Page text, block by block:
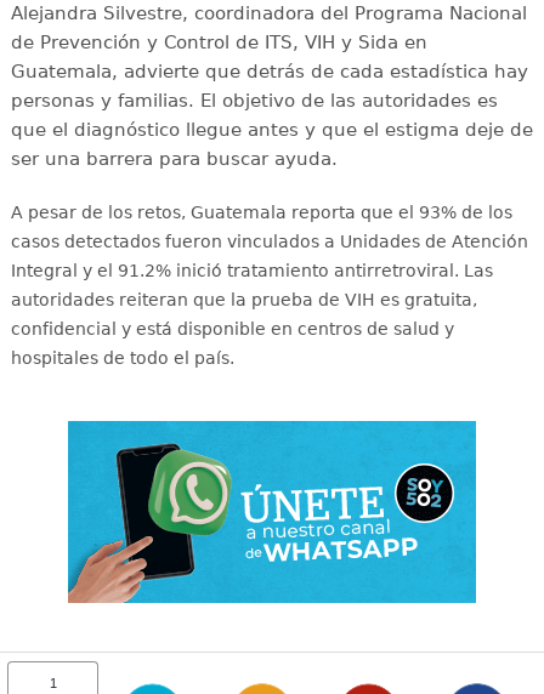
Alejandra Silvestre, coordinadora del Programa Nacional
de Prevención y Control de ITS, VIH y Sida en
Guatemala, advierte que detrás de cada estadística hay
personas y familias. El objetivo de las autoridades es
que el diagnóstico llegue antes y que el estigma deje de
ser una barrera para buscar ayuda.
A pesar de los retos, Guatemala reporta que el 93% de los
casos detectados fueron vinculados a Unidades de Atención
Integral y el 91.2% inició tratamiento antirretroviral . Las
autoridades reiteran que la prueba de VIH es gratuita,
confidencial y está disponible en centros de salud y
hospitales de todo el país.
1